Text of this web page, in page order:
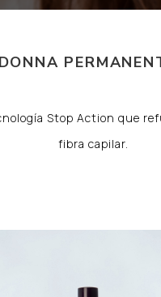
DONNA
Stop Action que
fibra capilar.